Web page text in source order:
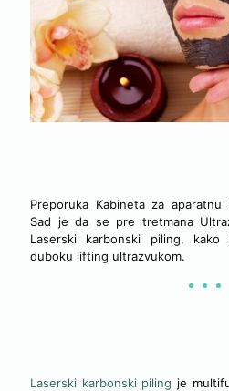
Preporuka Kabineta za
Sad je da se pre tretmana
Laserski karbonski piling,
duboku lifting ultrazvukom.
Laserski karbonski piling je